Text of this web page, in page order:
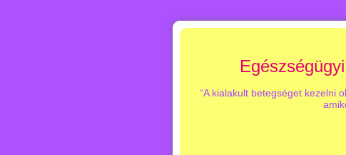
“A kialakult betegséget kezelni